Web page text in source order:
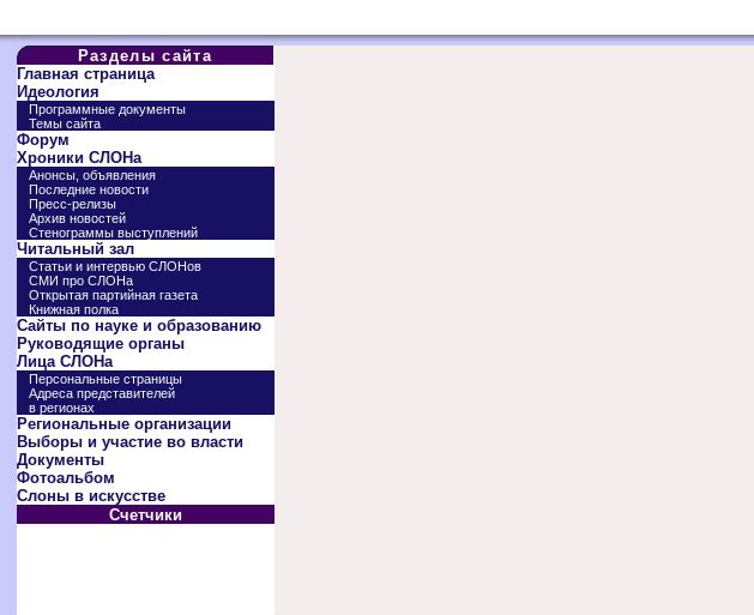
Разделы сайта
Главная страница
Идеология
Программные документы
Темы сайта
Форум
Хроники СЛОНа
Анонсы, объявления
Последние новости
Пресс-релизы
Архив новостей
Стенограммы выступлений
Читальный зал
Статьи и интервью СЛОНов
СМИ про СЛОНа
Открытая партийная газета
Книжная полка
Сайты по науке и образованию
Руководящие органы
Лица СЛОНа
Персональные страницы
Адреса представителей
в регионах
Региональные организации
Выборы и участие во власти
Документы
Фотоальбом
Слоны в искусстве
Счетчики